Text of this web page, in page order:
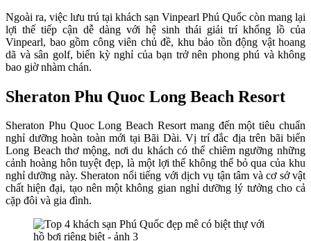
Ngoài ra, việc lưu trú tại khách sạn Vinpearl Phú Quốc còn mang lại
lợi thế tiếp cận dễ dàng với hệ sinh thái giải trí khổng lồ của
Vinpearl, bao gồm công viên chủ đề, khu bảo tồn động vật hoang
dã và sân golf, biến kỳ nghỉ của bạn trở nên phong phú và không
bao giờ nhàm chán.
Sheraton Phu Quoc Long Beach Resort
Sheraton Phu Quoc Long Beach Resort mang đến một tiêu chuẩn
nghỉ dưỡng hoàn toàn mới tại Bãi Dài. Vị trí đắc địa trên bãi biển
Long Beach thơ mộng, nơi du khách có thể chiêm ngưỡng những
cảnh hoàng hôn tuyệt đẹp, là một lợi thế không thể bỏ qua của khu
nghỉ dưỡng này. Sheraton nổi tiếng với dịch vụ tận tâm và cơ sở vật
chất hiện đại, tạo nên một không gian nghỉ dưỡng lý tưởng cho cả
cặp đôi và gia đình.